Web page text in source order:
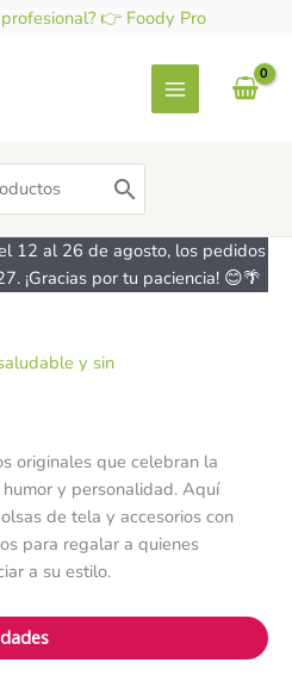
👉 Foody Pro
12 al 26 de agosto, los pedidos
¡Gracias por tu paciencia! 😊🌴
y sin
originales que celebran la
y personalidad. Aquí
de tela y accesorios con
para regalar a quienes
a su estilo.